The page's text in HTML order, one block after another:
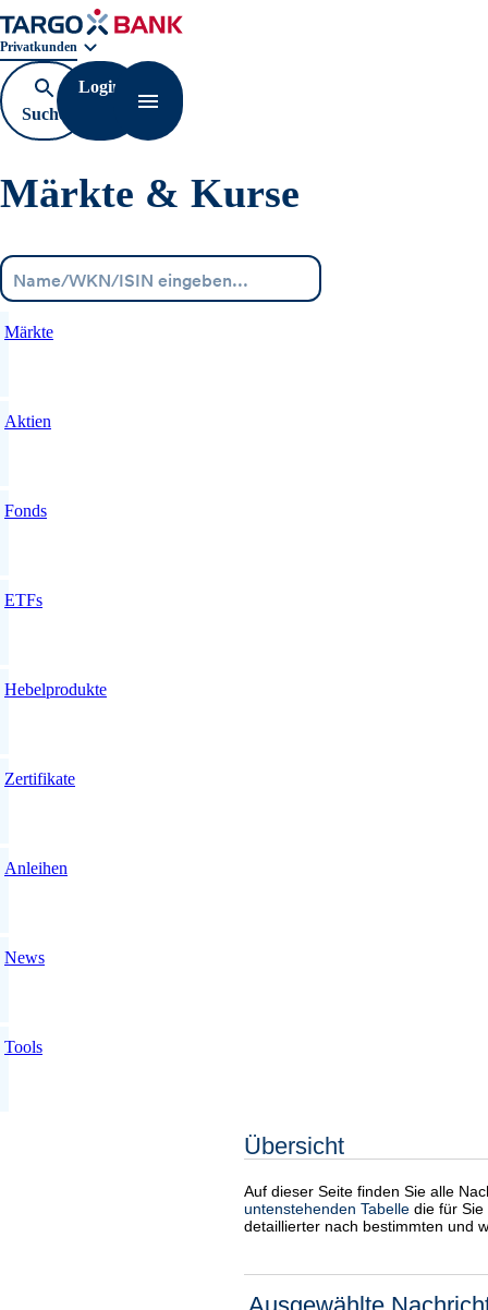
Geschäftsbereichnavigation. Aktuelle Auswahl:
Privatkunden
Suche
öffnen
Login
Navigation öffnen
Märkte & Kurse
Märkte
Aktien
Fonds
ETFs
Hebelprodukte
Zertifikate
Anleihen
News
Tools
Übersicht
Auf dieser Seite finden Sie alle
untenstehenden Tabelle die für
detaillierter nach bestimmten und